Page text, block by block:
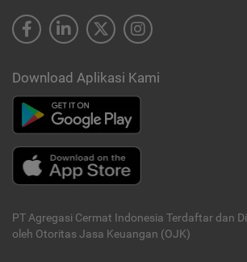
Download Aplikasi Kami
PT Agregasi Cermat Indonesia Terdaftar dan
oleh Otoritas Jasa Keuangan (OJK)